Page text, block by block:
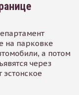
на парковке
а потом
через